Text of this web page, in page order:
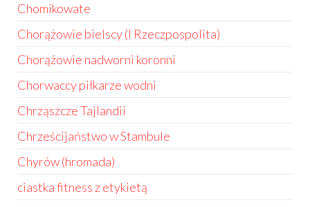
Chomikowate
Chorążowie bielscy (I Rzeczpospolita)
Chorążowie nadworni koronni
Chorwaccy piłkarze wodni
Chrząszcze Tajlandii
Chrześcijaństwo w Stambule
Chyrów (hromada)
ciastka fitness z etykietą